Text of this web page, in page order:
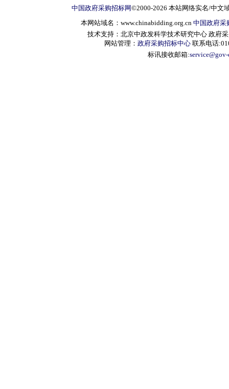
中国政府采购招标网©2000-2026 本站网络实名/中文
本网站域名：www.chinabidding.org.cn 中国政府采
技术支持：北京中政发科学技术研究中心 政府
网站管理： 政府采购招标中心 联系电话
标讯接收邮箱: